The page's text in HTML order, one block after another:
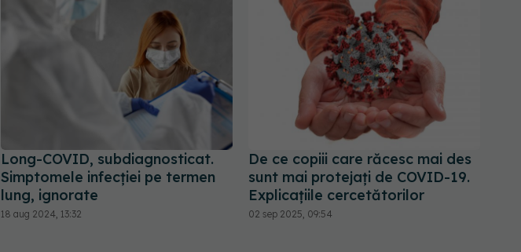
Long-COVID, subdiagnosticat.
Simptomele infecției pe termen
lung, ignorate
18 aug 2024, 13:32
De ce copiii care răcesc mai des
sunt mai protejați de COVID-19.
Explicațiile cercetătorilor
02 sep 2025, 09:54